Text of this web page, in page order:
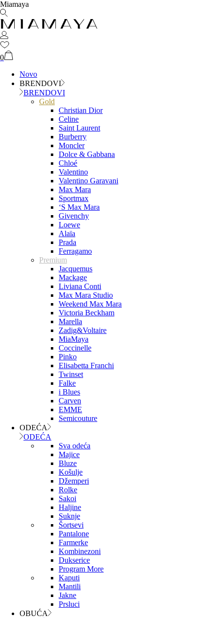
Miamaya
0
Novo
BRENDOVI
BRENDOVI
Gold
Christian Dior
Celine
Saint Laurent
Burberry
Moncler
Dolce & Gabbana
Chloé
Valentino
Valentino Garavani
Max Mara
Sportmax
‘S Max Mara
Givenchy
Loewe
Alaïa
Prada
Ferragamo
Premium
Jacquemus
Mackage
Liviana Conti
Max Mara Studio
Weekend Max Mara
Victoria Beckham
Marella
Zadig&Voltaire
MiaMaya
Coccinelle
Pinko
Elisabetta Franchi
Twinset
Falke
i Blues
Carven
EMME
Semicouture
ODEĆA
ODEĆA
Sva odeća
Majice
Bluze
Košulje
Džemperi
Rolke
Sakoi
Haljine
Suknje
Šortsevi
Pantalone
Farmerke
Kombinezoni
Dukserice
Program More
Kaputi
Mantili
Jakne
Prsluci
OBUĆA